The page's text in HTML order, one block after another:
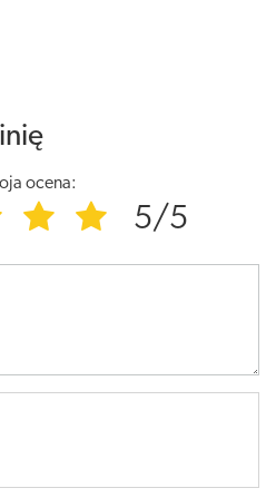
ocena:
5/5